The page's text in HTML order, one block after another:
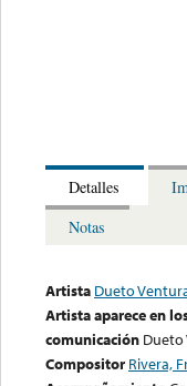
Detalles
Notas
Artista Dueto
Artista aparece en
comunicación Dueto
Compositor Rivera,